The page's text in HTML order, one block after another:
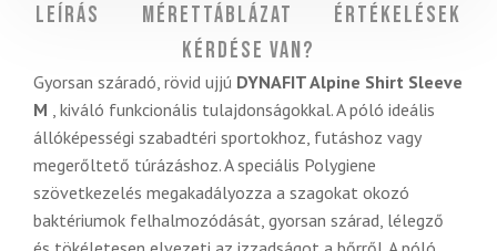
Leírás Mérettáblázat
Értékelések
Kérdése van?
Gyorsan száradó, rövid ujjú DYNAFIT Alpine Shirt Sleeve
M , kiváló funkcionális tulajdonságokkal. A póló ideális
állóképességi szabadtéri sportokhoz, futáshoz vagy
megerőltető túrázáshoz. A speciális Polygiene
szövetkezelés megakadályozza a szagokat okozó
baktériumok felhalmozódását, gyorsan szárad, lélegző